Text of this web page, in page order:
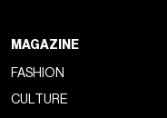
MAGAZINE
FASHION
CULTURE